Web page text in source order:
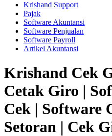
Krishand Support
Pajak
Software Akuntansi
Software Penjualan
Software Payroll
Artikel Akuntansi
Krishand Cek
Cetak Giro |
Cek | Software
Setoran | Cek